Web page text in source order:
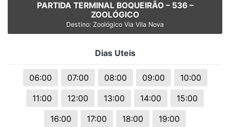
PARTIDA TERMINAL BOQUEIRÃO – 536 –
ZOOLÓGICO
Destino: Zoológico Via Vila Nova
Dias Uteis
06:00 07:00 08:00 09:00
10:00
11:00
12:00 13:00 14:00
15:00
16:00
17:00 18:00 19:00